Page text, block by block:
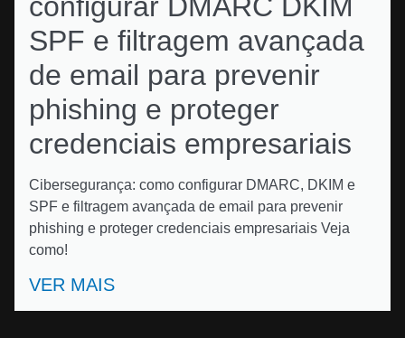
SPF e filtragem avançada
de email para prevenir
phishing e proteger
credenciais empresariais
Cibersegurança: como configurar DMARC, DKIM e
SPF e filtragem avançada de email para prevenir
phishing e proteger credenciais empresariais Veja
como!
VER MAIS